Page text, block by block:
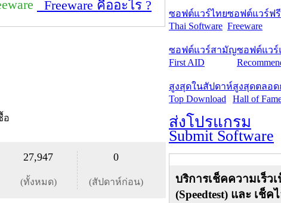
Freeware คืออะไร ?
อ
27,947
(ทั้งหมด)
0
(สัปดาห์ก่อน)
ซอฟต์แวร์ไทย
Thai Software
ซอฟต์แวร์ฟรี
Freeware
ซอฟต์แวร์สามัญ
First AID
ซอฟต์แวร์
สูงสุดในสัปดาห์
Top Download
สูงสุดตลอด
Hall of
ส่งโปรแกรม
Submit Software
บริการเช็คความเร็ว
(Speedtest) และ เช็ค